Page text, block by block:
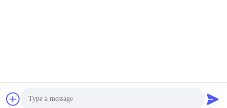
最高 の 価格 を 入手 する
Changzhou Su Li drying equipment Co., Ltd.